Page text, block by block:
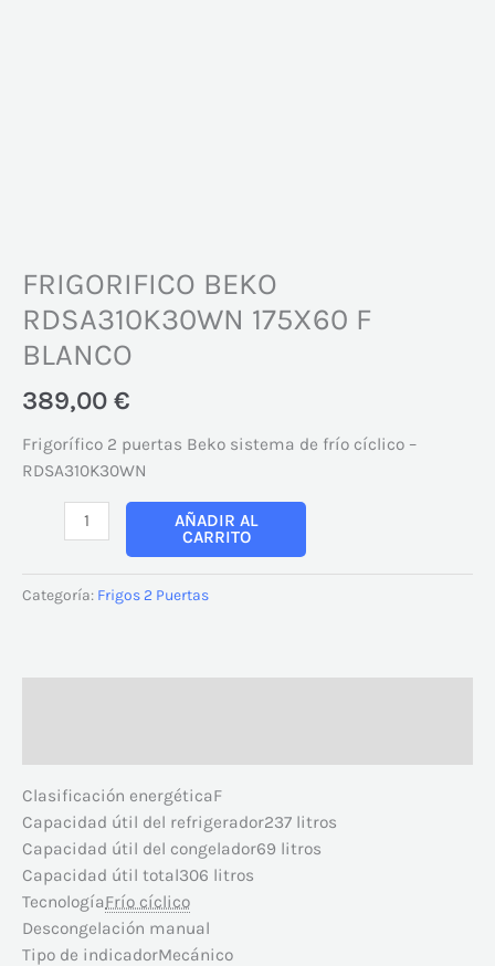
FRIGORIFICO BEKO
RDSA310K30WN 175X60 F
BLANCO
389,00 €
Frigorífico 2 puertas Beko sistema de frío cíclico –
RDSA310K30WN
AÑADIR AL
CARRITO
Categoría: Frigos 2 Puertas
Clasificación energéticaF
Capacidad útil del refrigerador237 litros
Capacidad útil del congelador69 litros
Capacidad útil total306 litros
TecnologíaFrío cíclico
Descongelación manual
Tipo de indicadorMecánico